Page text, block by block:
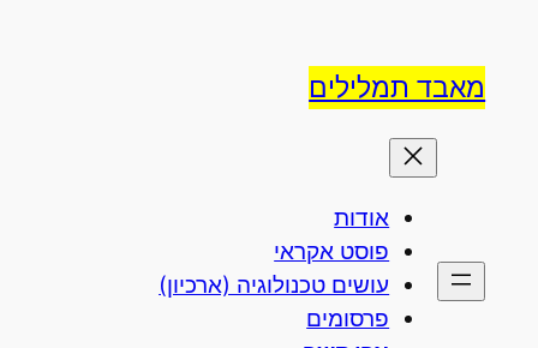
מאבד תמלילים
אודות
פוסט אקראי
עושים טכנולוגיה (ארכיון)
פרסומים